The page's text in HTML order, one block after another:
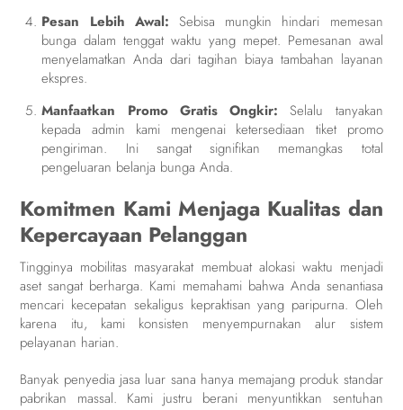
Pesan Lebih Awal: Sebisa mungkin hindari memesan
bunga dalam tenggat waktu yang mepet. Pemesanan awal
menyelamatkan Anda dari tagihan biaya tambahan layanan
ekspres.
Manfaatkan Promo Gratis Ongkir: Selalu tanyakan
kepada admin kami mengenai ketersediaan tiket promo
pengiriman. Ini sangat signifikan memangkas total
pengeluaran belanja bunga Anda.
Komitmen Kami Menjaga Kualitas dan
Kepercayaan Pelanggan
Tingginya mobilitas masyarakat membuat alokasi waktu menjadi
aset sangat berharga. Kami memahami bahwa Anda senantiasa
mencari kecepatan sekaligus kepraktisan yang paripurna. Oleh
karena itu, kami konsisten menyempurnakan alur sistem
pelayanan harian.
Banyak penyedia jasa luar sana hanya memajang produk standar
pabrikan massal. Kami justru berani menyuntikkan sentuhan